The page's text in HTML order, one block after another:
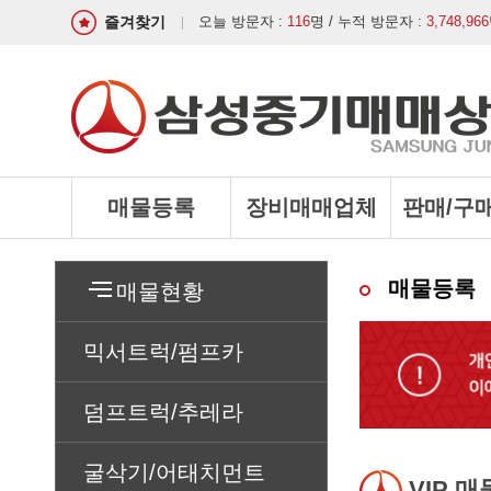
즐겨찾기 오늘 방문자 : 116명 / 누적 방문자 : 3,748,966
매물등록 장비매매업체 판매/구
매물현황
믹서트럭/펌프카
덤프트럭/추레라
굴삭기/어태치먼트
매물등록